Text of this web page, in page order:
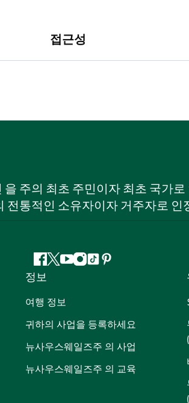
접근성
주의 최초 주민이자 최초 국가
전통적인 소유자이자 거주자로 인
페
이
지 유 인
램
틱
핀
트
정보
여행 정보
귀하의 사업을 등록하세요
뉴사우스웨일즈주 의 사업
뉴사우스웨일즈주 의 교육